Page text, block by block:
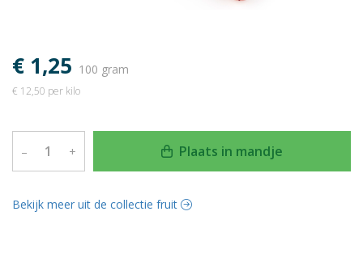
€ 1,25 100 gram
€ 12,50 per kilo
– + Plaats in mandje
Bekijk meer uit de collectie fruit